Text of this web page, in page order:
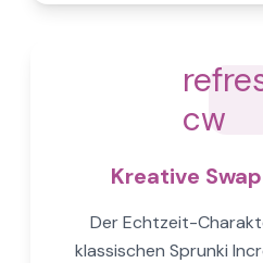
cw
Kreative
Der Echtzeit-
klassischen Sprunki